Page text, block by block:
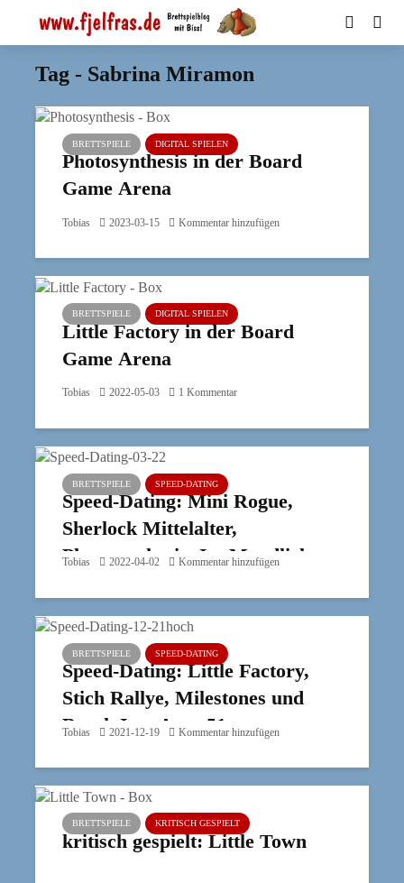
Tag - Sabrina Miramon
BRETTSPIELE DIGITAL SPIELEN
Photosynthesis in der Board
Game Arena
Tobias 2023-03-15 Kommentar hinzufügen
BRETTSPIELE DIGITAL SPIELEN
Little Factory in der Board
Game Arena
Tobias 2022-05-03 1 Kommentar
BRETTSPIELE SPEED-DATING
Speed-Dating: Mini Rogue,
Sherlock Mittelalter,
Photosynthesis: Im Mondlicht
Tobias 2022-04-02 Kommentar hinzufügen
BRETTSPIELE SPEED-DATING
Speed-Dating: Little Factory,
Stich Rallye, Milestones und
Break In – Area 51
Tobias 2021-12-19 Kommentar hinzufügen
BRETTSPIELE KRITISCH GESPIELT
kritisch gespielt: Little Town